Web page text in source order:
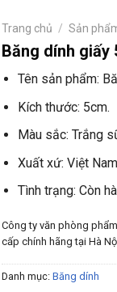
Trang chủ / Sản
Băng dính giấy
Tên sản phẩm:
Kích thước: 5cm.
Màu sắc: Trắng
Xuất xứ: Việt
Tình trạng: Còn
Công ty văn phòng
cấp chính hãng tại Hà
Danh mục: Băng dính